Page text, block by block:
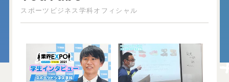
スポーツビジネス学科オフィシャル